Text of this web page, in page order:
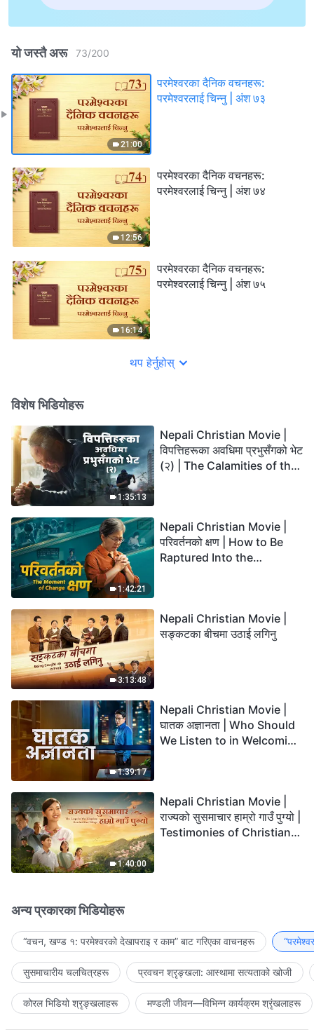
यो जस्तै अरू 73/200
21:00
परमेश्‍वरका दैनिक वचनहरू:
परमेश्‍वरलाई चिन्‍नु | अंश ७३
12:56
परमेश्‍वरका दैनिक वचनहरू:
परमेश्‍वरलाई चिन्‍नु | अंश ७४
16:14
परमेश्‍वरका दैनिक वचनहरू:
परमेश्‍वरलाई चिन्‍नु | अंश ७५
थप हेर्नुहोस्
विशेष भिडियोहरू
1:35:13
Nepali Christian Movie |
विपत्तिहरूका अवधिमा प्रभुसँगको भेट
(२) | The Calamities of the
1:42:21
Nepali Christian Movie |
परिवर्तनको क्षण | How to Be
Raptured Into the
3:13:48
Nepali Christian Movie |
सङ्कटका बीचमा उठाई लगिनु
1:39:17
Nepali Christian Movie |
घातक अज्ञानता | Who Should
We Listen to in Welcoming
1:40:00
Nepali Christian Movie |
राज्यको सुसमाचार हाम्रो गाउँ पुग्यो |
Testimonies of Christians
अन्य प्रकारका भिडियोहरू
“वचन, खण्ड १: परमेश्‍वरको देखापराइ र काम” बाट गरिएका वाचनहरू
सुसमाचारीय चलचित्रहरू प्रवचन श्रृङ्खला: आस्थामा सत्यताको खोजी
कोरल भिडियो श्रृङ्खलाहरू मण्डली जीवन—विभिन्‍न कार्यक्रम श्रृंखलाहरू